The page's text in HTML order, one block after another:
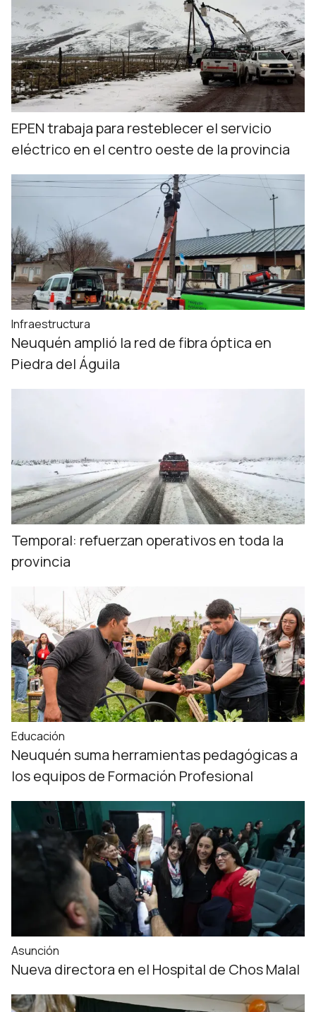
EPEN trabaja para resteblecer el servicio
eléctrico en el centro oeste de la provincia
Infraestructura
Neuquén amplió la red de fibra óptica en
Piedra del Águila
Temporal: refuerzan operativos en toda la
provincia
Educación
Neuquén suma herramientas pedagógicas a
los equipos de Formación Profesional
Asunción
Nueva directora en el Hospital de Chos Malal